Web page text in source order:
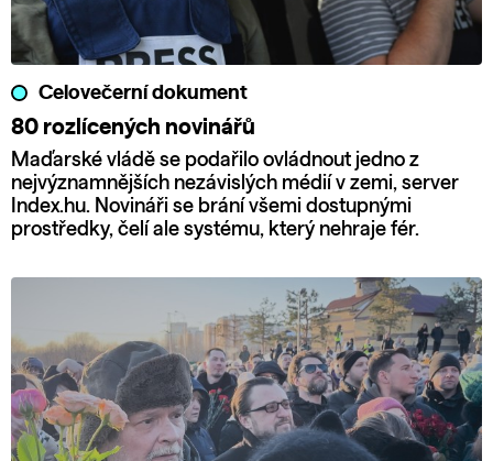
Celovečerní dokument
80 rozlícených novinářů
Maďarské vládě se podařilo ovládnout jedno z
nejvýznamnějších nezávislých médií v zemi, server
Index.hu. Novináři se brání všemi dostupnými
prostředky, čelí ale systému, který nehraje fér.